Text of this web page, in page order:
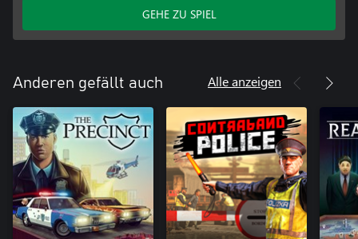
GEHE ZU SPIEL
Anderen gefällt auch Alle anzeigen